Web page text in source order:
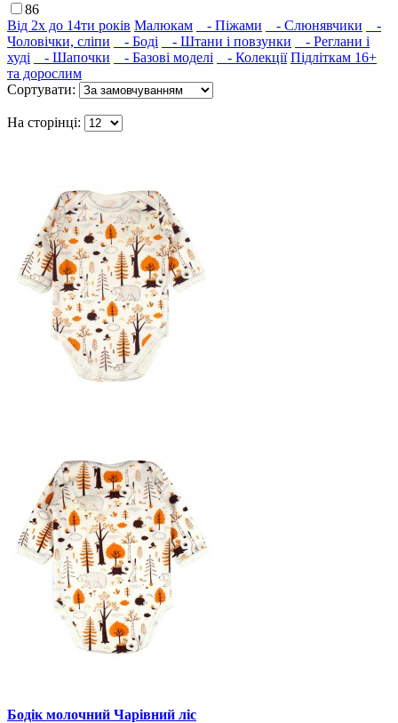
86
Від 2х до 14ти років Малюкам - Піжами - Слюнявчики
-
Чоловічки, сліпи
- Боді - Штани і повзунки
- Реглани і
худі
- Шапочки - Базові моделі - Колекції Підліткам 16+
та дорослим
Сортувати:
На сторінці:
Бодік молочний Чарівний ліс